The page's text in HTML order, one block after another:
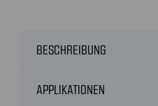
BESCHREIBUNG
APPLIKATIONEN